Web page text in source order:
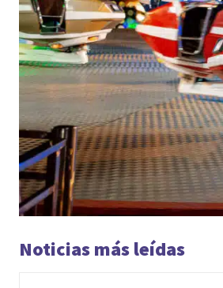
Noticias más leídas